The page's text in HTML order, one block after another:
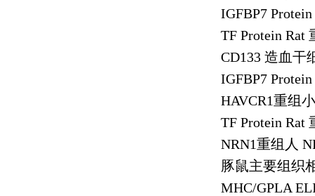
IGFBP7
TF Protein Rat
CD133 造血干
IGFBP7
HAVCR1重组
TF Protein Rat
NRN1重组人
豚鼠主要组织
MHC/GPLA